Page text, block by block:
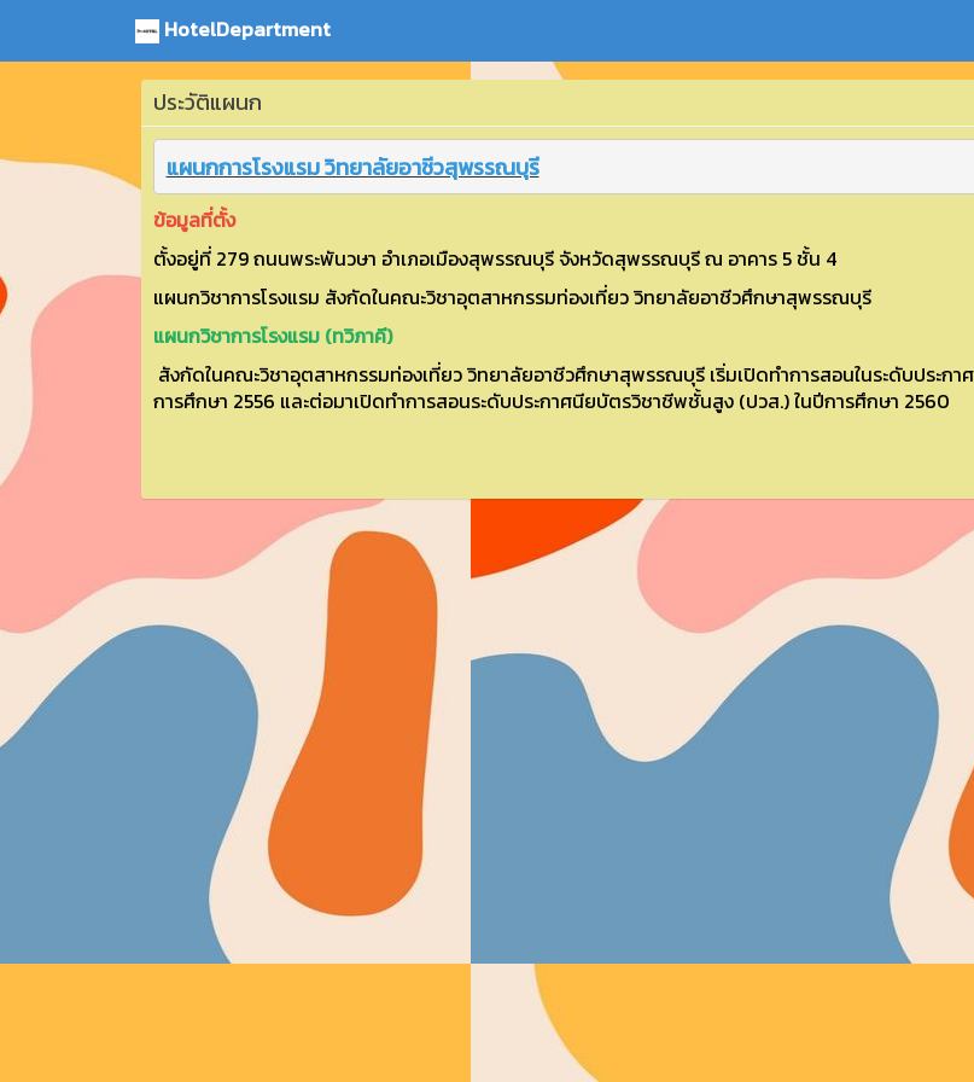
HotelDepartment
ประวัติแผนก
แผนกการโรงแรม วิทยาลัยอาชีวสุพรรณบุรี
ข้อมูลที่ตั้ง
ตั้งอยู่ที่ 279 ถนนพระพันวษา อำเภอเมืองสุพรรณบุรี จังหวัดสุพรรณบุรี ณ อาคาร 5 ชั้น 4
แผนกวิชาการโรงแรม สังกัดในคณะวิชาอุตสาหกรรมท่องเที่ยว วิทยาลัยอาชีวศึกษาสุพรรณบุรี
แผนกวิชาการโรงแรม (ทวิภาคี)
สังกัดในคณะวิชาอุตสาหกรรมท่องเที่ยว วิทยาลัยอาชีวศึกษาสุพรรณบุรี เริ่มเปิดทำการสอนในระดับประก
การศึกษา 2556 และต่อมาเปิดทำการสอนระดับประกาศนียบัตรวิชาชีพชั้นสูง (ปวส.) ในปีการศึกษา 2560